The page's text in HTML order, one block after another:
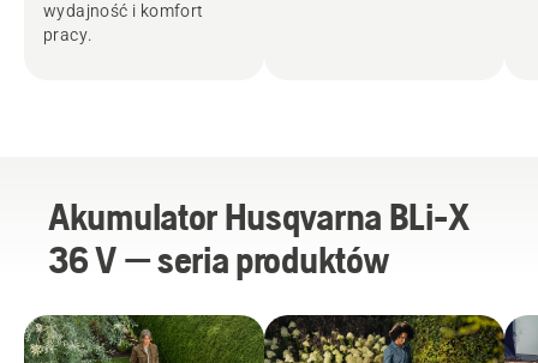
wydajność i komfort
pracy.
Akumulator Husqvarna BLi-X
36 V — seria produktów